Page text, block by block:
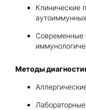
Клинические
Современные
Методы